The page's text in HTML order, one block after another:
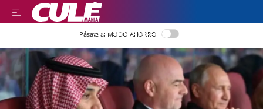
LEER EN CASTELLANO
Pásate al MODO AHORRO